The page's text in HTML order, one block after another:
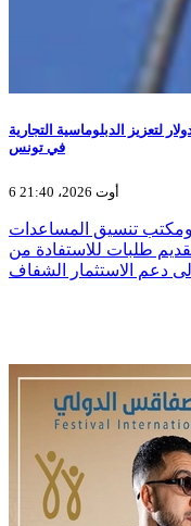
منحة بقيمة تتجاوز 1.5 مليون دولار لتعزيز الدبلوماسية التجارية
في تونس
6 أوت 2026، 21:40
ومكتب تنسيق المساعدات
طلبات للاستفادة من